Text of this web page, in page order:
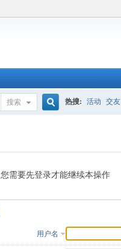
搜索
索
热搜: 活动 交友
您需要先登录才能继续本操作
用户名